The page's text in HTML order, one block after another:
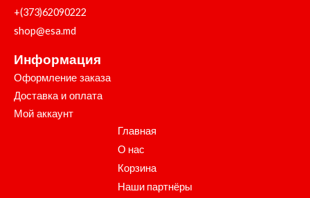
+(373)62090222
shop@esa.md
Информация
Оформление заказа
Доставка и оплата
Мой аккаунт
Главная
О нас
Корзина
Наши партнёры